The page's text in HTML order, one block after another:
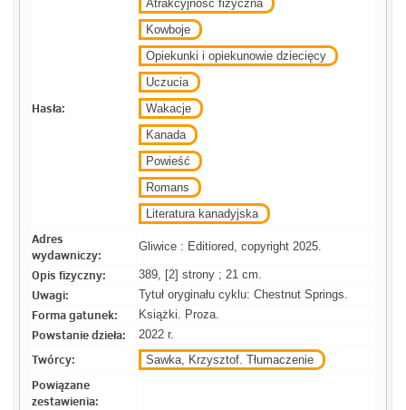
Hasła:
Atrakcyjność fizyczna
Kowboje
Opiekunki i opiekunowie dziecięcy
Uczucia
Wakacje
Kanada
Powieść
Romans
Literatura kanadyjska
Adres
wydawniczy:
Gliwice : Editiored, copyright 2025.
Opis fizyczny: 389, [2] strony ; 21 cm.
Uwagi: Tytuł oryginału cyklu: Chestnut Springs.
Forma gatunek: Książki. Proza.
Powstanie dzieła: 2022 r.
Twórcy: Sawka, Krzysztof. Tłumaczenie
Powiązane
zestawienia: